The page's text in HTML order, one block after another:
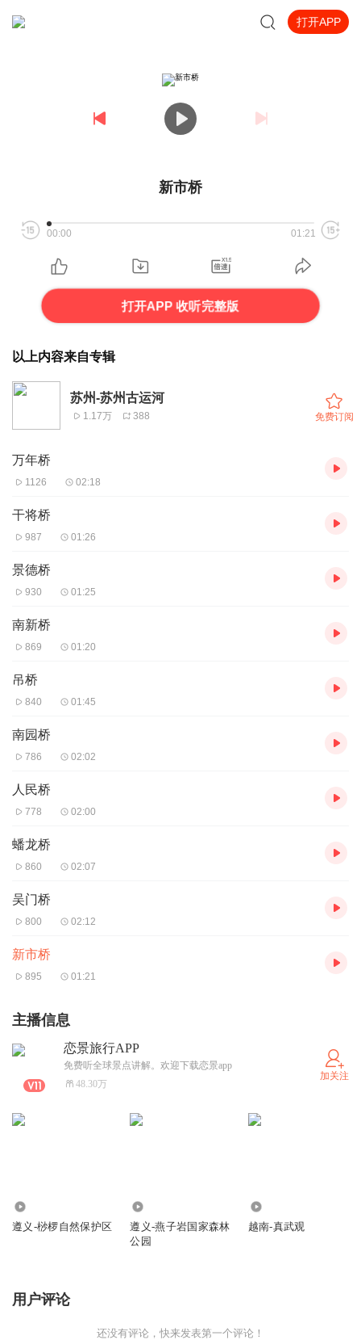
打开APP
新市桥
00:00 01:21
打开APP 收听完整版
以上内容来自专辑
苏州-苏州古运河
1.17万 388 免费订阅
万年桥
1126 02:18
干将桥
987 01:26
景德桥
930 01:25
南新桥
869 01:20
吊桥
840 01:45
南园桥
786 02:02
人民桥
778 02:00
蟠龙桥
860 02:07
吴门桥
800 02:12
新市桥
895 01:21
主播信息
恋景旅行APP
免费听全球景点讲解。欢迎下载恋景app
48.30万
加关注
遵义-桫椤自然保护区
遵义-燕子岩国家森林
公园
越南-真武观
用户评论
还没有评论，快来发表第一个评论！